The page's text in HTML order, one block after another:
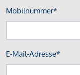
Mobilnummer*
E-Mail-Adresse*